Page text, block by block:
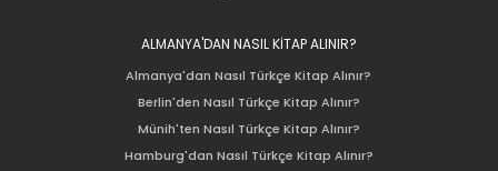
ALMANYA'DAN NASIL KİTAP ALINIR?
Almanya'dan Nasıl Türkçe Kitap Alınır?
Berlin'den Nasıl Türkçe Kitap Alınır?
Münih'ten Nasıl Türkçe Kitap Alınır?
Hamburg'dan Nasıl Türkçe Kitap Alınır?